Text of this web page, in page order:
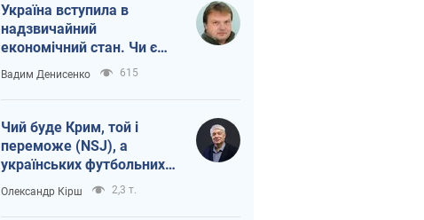
Україна вступила в
надзвичайний
економічний стан. Чи є
світло вкінці тунелю?
Вадим Денисенко 615
Чий буде Крим, той і
переможе (NSJ), а
українських футбольних
чиновників можуть
назвати вбивцями
Олександр Кірш 2,3 т.